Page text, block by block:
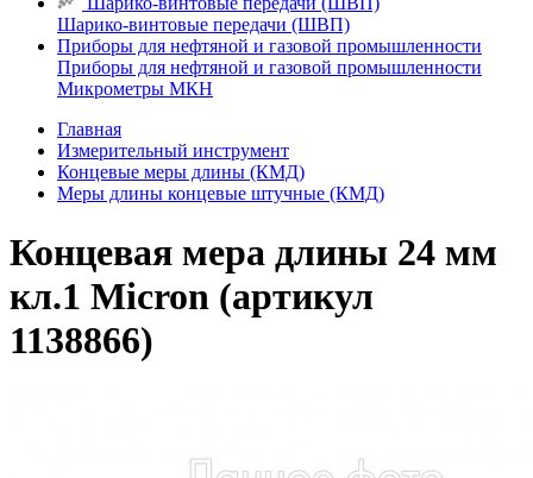
Шарико-винтовые передачи (ШВП)
Приборы для нефтяной и газовой промышленности
Приборы для нефтяной и газовой промышленности
Микрометры МКН
Главная
Измерительный инструмент
Концевые меры длины (КМД)
Меры длины концевые штучные (КМД)
Концевая мера длины 24 мм
кл.1 Micron (артикул
1138866)